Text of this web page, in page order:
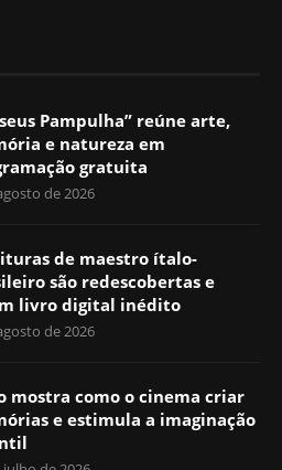
Pampulha” reúne arte,
e natureza em
gratuita
de 2026
de maestro ítalo-
são redescobertas e
livro digital inédito
de 2026
mostra como o cinema criar
e estimula a imaginação